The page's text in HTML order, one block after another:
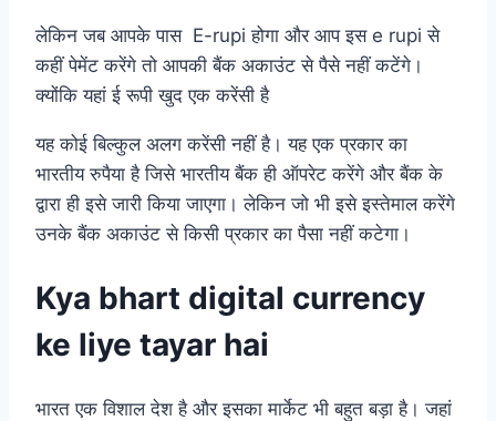
लेकिन जब आपके पास E-rupi होगा और आप इस e rupi से
कहीं पेमेंट करेंगे तो आपकी बैंक अकाउंट से पैसे नहीं कटेंगे।
क्योंकि यहां ई रूपी खुद एक करेंसी है
यह कोई बिल्कुल अलग करेंसी नहीं है। यह एक प्रकार का
भारतीय रुपैया है जिसे भारतीय बैंक ही ऑपरेट करेंगे और बैंक के
द्वारा ही इसे जारी किया जाएगा। लेकिन जो भी इसे इस्तेमाल करेंगे
उनके बैंक अकाउंट से किसी प्रकार का पैसा नहीं कटेगा।
Kya bhart digital currency
ke liye tayar hai
भारत एक विशाल देश है और इसका मार्केट भी बहुत बड़ा है। जहां